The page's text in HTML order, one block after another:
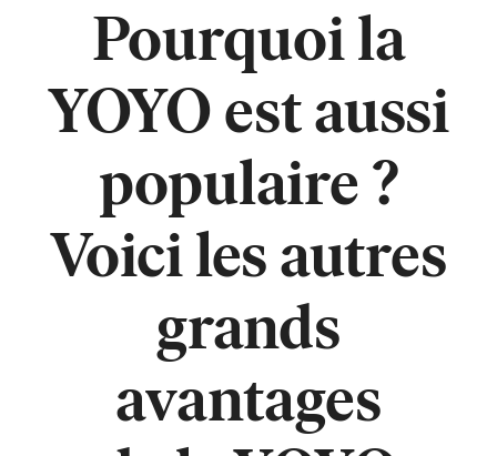
Pourquoi la
YOYO est aussi
populaire ?
Voici les autres
grands
avantages